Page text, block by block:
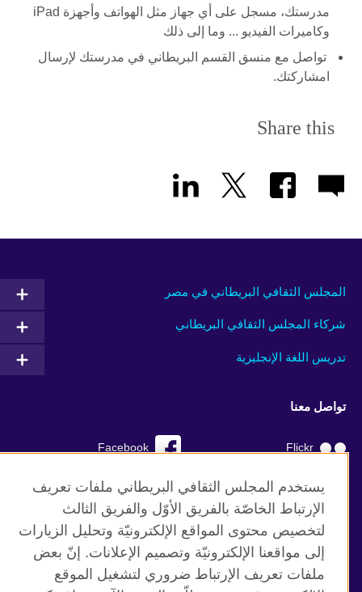
مدرستك، مسجل على أي جهاز مثل الهواتف وأجهزة iPad
وكاميرات الفيديو ... وما إلى ذلك
تواصل مع منسق القسم البريطاني في مدرستك لإرسال
امشاركتك.
Share this
المجلس الثقافي البريطاني في مصر
شركاء المجلس الثقافي البريطاني
تدريس اللغة الإنجليزية
تواصل معنا
Facebook Flickr
YouTube RSS
TikTok
يستخدم المجلس الثقافي البريطاني ملفات تعريف
الإرتباط الخاصّة بالفريق الأوّل والفريق الثالث
لتخصيص محتوى المواقع الإلكترونيّة وتحليل الزيارات
إلى مواقعنا الإلكترونيّة وتصميم الإعلانات. إنّ بعض
ملفات تعريف الإرتباط ضروري لتشغيل الموقع